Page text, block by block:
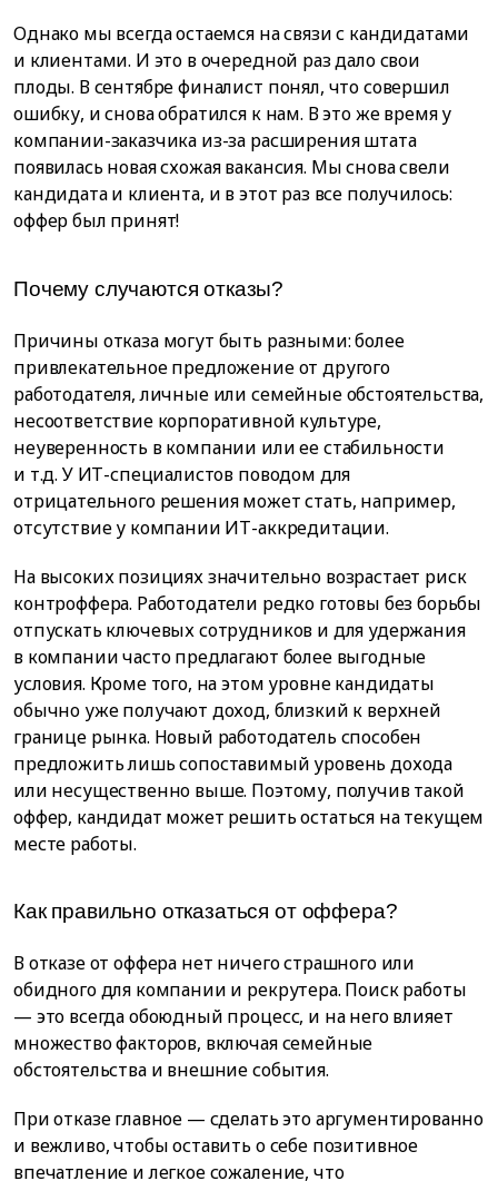
Однако мы всегда остаемся на связи с кандидатами
и клиентами. И это в очередной раз дало свои
плоды. В сентябре финалист понял, что совершил
ошибку, и снова обратился к нам. В это же время у
компании-заказчика из-за расширения штата
появилась новая схожая вакансия. Мы снова свели
кандидата и клиента, и в этот раз все получилось:
оффер был принят!
Почему случаются отказы?
Причины отказа могут быть разными: более
привлекательное предложение от другого
работодателя, личные или семейные обстоятельства,
несоответствие корпоративной культуре,
неуверенность в компании или ее стабильности
и т.д. У ИТ-специалистов поводом для
отрицательного решения может стать, например,
отсутствие у компании ИТ-аккредитации.
На высоких позициях значительно возрастает риск
контроффера. Работодатели редко готовы без борьбы
отпускать ключевых сотрудников и для удержания
в компании часто предлагают более выгодные
условия. Кроме того, на этом уровне кандидаты
обычно уже получают доход, близкий к верхней
границе рынка. Новый работодатель способен
предложить лишь сопоставимый уровень дохода
или несущественно выше. Поэтому, получив такой
оффер, кандидат может решить остаться на текущем
месте работы.
Как правильно отказаться от оффера?
В отказе от оффера нет ничего страшного или
обидного для компании и рекрутера. Поиск работы
— это всегда обоюдный процесс, и на него влияет
множество факторов, включая семейные
обстоятельства и внешние события.
При отказе главное — сделать это аргументированно
и вежливо, чтобы оставить о себе позитивное
впечатление и легкое сожаление, что